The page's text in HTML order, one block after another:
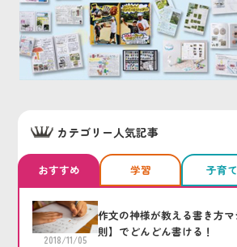
カテゴリー人気記事
おすすめ 学習 子育て
2018/11/05
作文の神様が教える書き方
則】でどんどん書ける！